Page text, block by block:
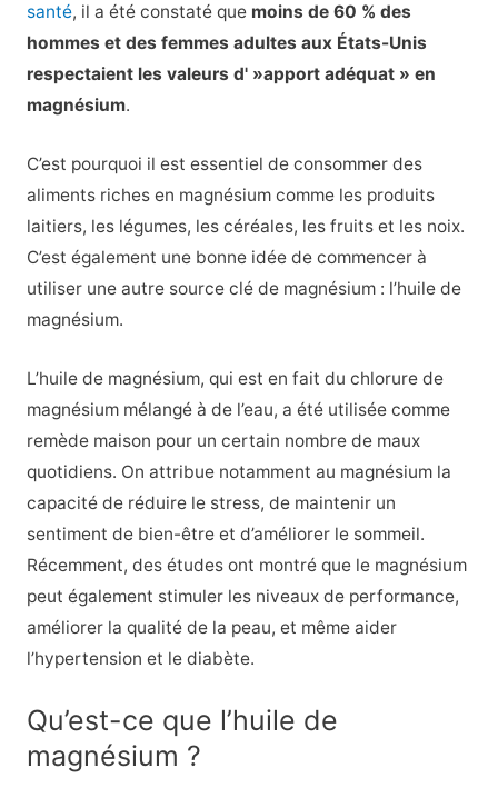
santé, il a été constaté que moins de 60 % des
hommes et des femmes adultes aux États-Unis
respectaient les valeurs d' »apport adéquat » en
magnésium.
C’est pourquoi il est essentiel de consommer des
aliments riches en magnésium comme les produits
laitiers, les légumes, les céréales, les fruits et les noix.
C’est également une bonne idée de commencer à
utiliser une autre source clé de magnésium : l’huile de
magnésium.
L’huile de magnésium, qui est en fait du chlorure de
magnésium mélangé à de l’eau, a été utilisée comme
remède maison pour un certain nombre de maux
quotidiens. On attribue notamment au magnésium la
capacité de réduire le stress, de maintenir un
sentiment de bien-être et d’améliorer le sommeil.
Récemment, des études ont montré que le magnésium
peut également stimuler les niveaux de performance,
améliorer la qualité de la peau, et même aider
l’hypertension et le diabète.
Qu’est-ce que l’huile de
magnésium ?